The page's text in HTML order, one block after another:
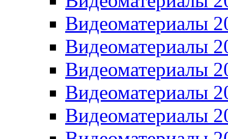
Видеоматериалы
Видеоматериалы
Видеоматериалы
Видеоматериалы
Видеоматериалы